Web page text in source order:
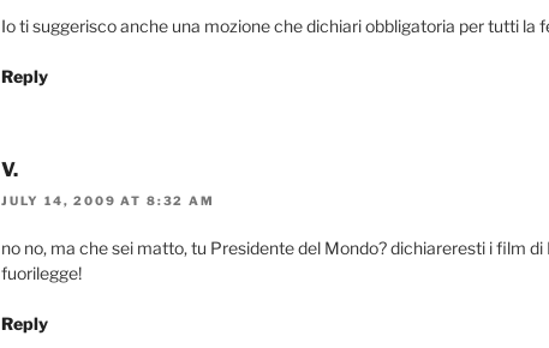
Io ti suggerisco anche una mozione che dichiari obbligatoria per tutti la
Reply
V.
JULY 14, 2009 AT 8:32 AM
no no, ma che sei matto, tu Presidente del Mondo? dichiareresti i film di
fuorilegge!
Reply